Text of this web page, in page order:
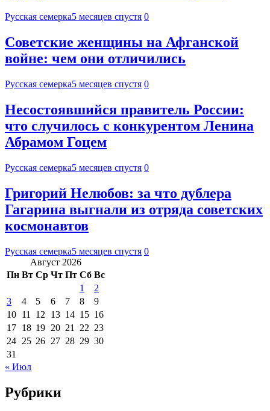
Русская семерка5 месяцев спустя 0
Советские женщины на Афганской
войне: чем они отличились
Русская семерка5 месяцев спустя 0
Несостоявшийся правитель России:
что случилось с конкурентом Ленина
Абрамом Гоцем
Русская семерка5 месяцев спустя 0
Григорий Нелюбов: за что дублера
Гагарина выгнали из отряда советских
космонавтов
Русская семерка5 месяцев спустя 0
Август 2026
Пн Вт Ср Чт Пт Сб Вс
1
2
3
4 5 6 7 8
9
10 11 12 13 14 15 16
17 18 19 20 21 22 23
24 25 26 27 28 29 30
31
« Июл
Рубрики